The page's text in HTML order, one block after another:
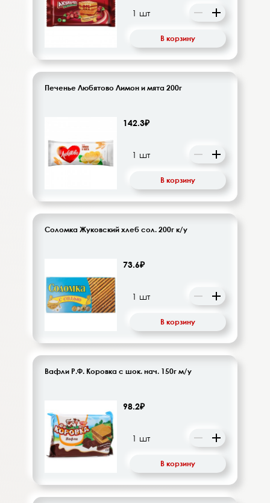
В корзину
Печенье Любятово Лимон и мята 200г
142.3₽
В корзину
Соломка Жуковский хлеб сол. 200г к/у
73.6₽
В корзину
Вафли Р.Ф. Коровка с шок. нач. 150г м/у
98.2₽
В корзину